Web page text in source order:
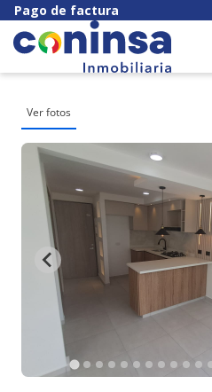
Pago de factura
Ver fotos